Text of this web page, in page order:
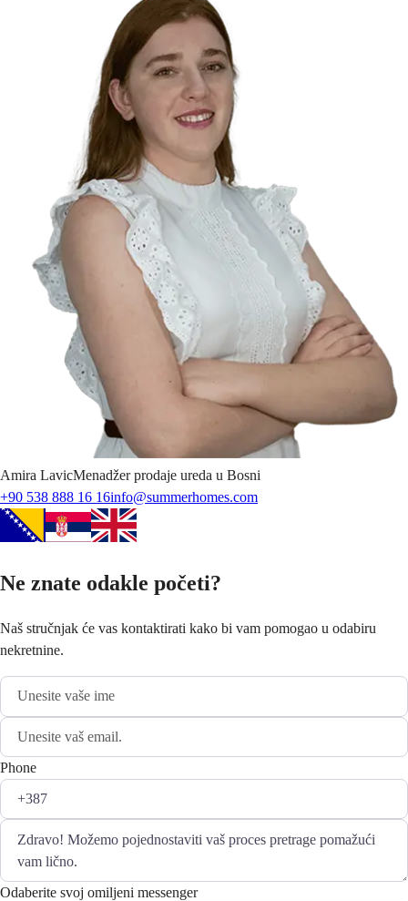
Amira LavicMenadžer prodaje ureda u Bosni
+90 538 888 16 16info@summerhomes.com
Ne znate odakle početi?
Naš stručnjak će vas kontaktirati kako bi vam pomogao u odabiru
nekretnine.
Phone
Odaberite svoj omiljeni messenger